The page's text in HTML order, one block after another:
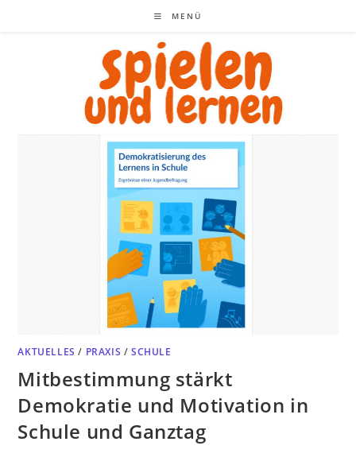
MENÜ
AKTUELLES / PRAXIS /SCHULE
Mitbestimmung stärkt
Demokratie und Motivation in
Schule und Ganztag